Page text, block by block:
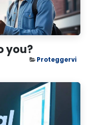
you?
Proteggervi